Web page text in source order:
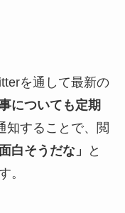
を通して最新の
についても定期
知することで、閲
白そうだな」
と
。